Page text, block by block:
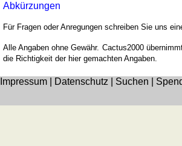
Abkürzungen
Für Fragen oder Anregungen schreiben Sie uns
Alle Angaben ohne Gewähr. Cactus2000
die Richtigkeit der hier gemachten Angaben.
Impressum Datenschutz Suchen